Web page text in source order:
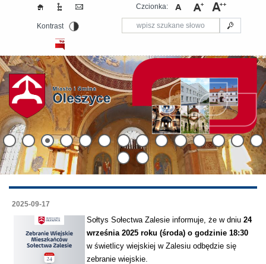
Czcionka:
Kontrast
2025-09-17
Sołtys Sołectwa Zalesie informuje, że w dniu 24
września 2025 roku (środa) o godzinie 18:30
w świetlicy wiejskiej w Zalesiu odbędzie się
zebranie wiejskie.